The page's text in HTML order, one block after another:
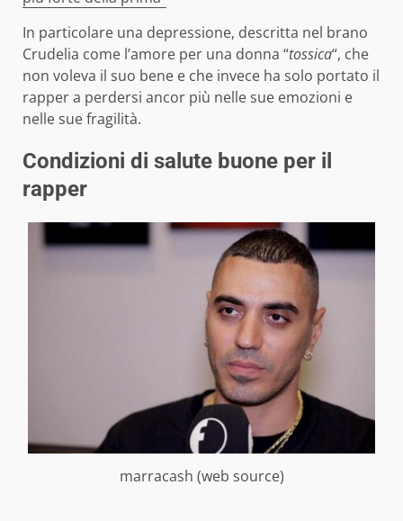
In particolare una depressione, descritta nel brano
Crudelia come l’amore per una donna “tossica“, che
non voleva il suo bene e che invece ha solo portato il
rapper a perdersi ancor più nelle sue emozioni e
nelle sue fragilità.
Condizioni di salute buone per il
rapper
marracash (web source)